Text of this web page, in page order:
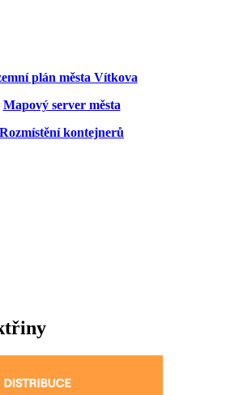
plán města Vítkova
Mapový server města
Rozmístění kontejnerů